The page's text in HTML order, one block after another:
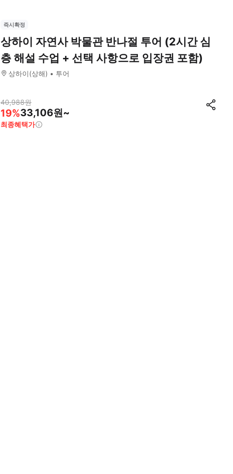
즉시확정
상하이 자연사 박물관 반나절 투어 (2시간 심
층 해설 수업 + 선택 사항으로 입장권 포함)
상하이(상해) 투어
40,988원
19%33,106원~
최종혜택가